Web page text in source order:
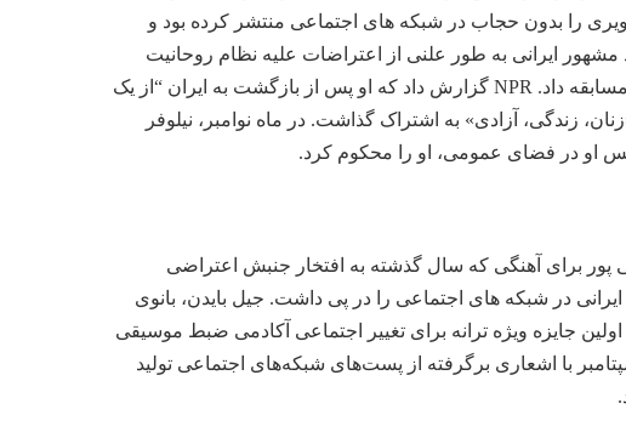
را بدون حجاب در شبکه های اجتماعی منتشر کرده بود و
مشهور ایرانی به طور علنی از اعتراضات علیه نظام روحانیت
حمایت کردند.” الناز رکابی، کوهنورد رقابتی ایرانی در ماه اکتبر بدون حجاب در کره جنوبی مسابقه داد. NPR گزارش داد که او پس از بازگشت به ایران “از یک
زندگی، آزادی» به اشتراک گذاشت. در ماه نوامبر، نیلوفر
او در فضای عمومی، او را محکوم کرد.
پور برای آهنگی که سال گذشته به افتخار جنبش اعتراضی
در شبکه های اجتماعی را در پی داشت. جیل بایدن، بانوی
جایزه ویژه ترانه برای تغییر اجتماعی آکادمی ضبط موسیقی
با اشعاری برگرفته از پست‌های شبکه‌های اجتماعی تولید